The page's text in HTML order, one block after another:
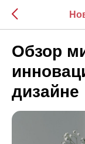
Обзор
дизайне